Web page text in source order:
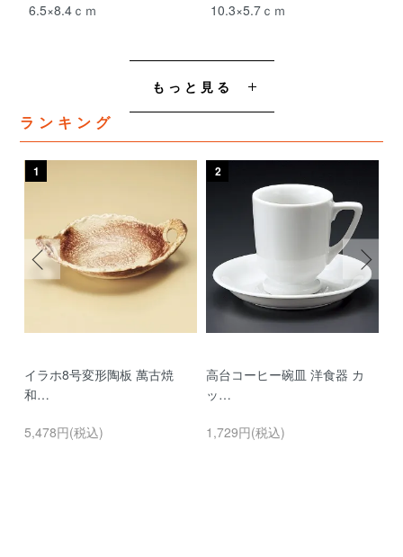
6.5×8.4ｃｍ 10.3×5.7ｃｍ
もっと見る
ランキング
1
イラホ8号変形陶板 萬古焼
和…
5,478円(税込)
2
高台コーヒー碗皿 洋食器 カ
ッ…
1,729円(税込)